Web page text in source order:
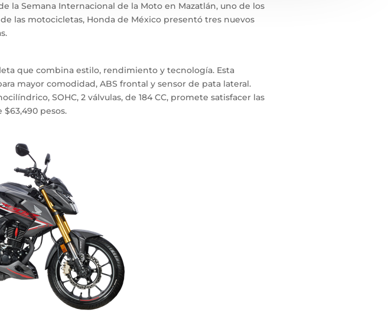
la Semana Internacional de la Moto en Mazatlán, uno de los
las motocicletas, Honda de México presentó tres nuevos
que combina estilo, rendimiento y tecnología. Esta
mayor comodidad, ABS frontal y sensor de pata lateral.
SOHC, 2 válvulas, de 184 CC, promete satisfacer las
pesos.